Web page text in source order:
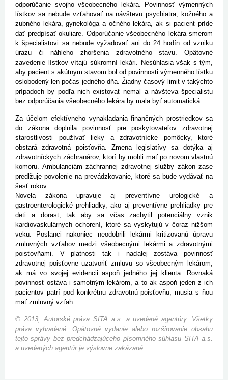
odporúčanie svojho všeobecného lekára. Povinnosť výmenných
lístkov sa nebude vzťahovať na návštevu psychiatra, kožného a
zubného lekára, gynekológa a očného lekára, ak si pacient príde
dať predpísať okuliare. Odporúčanie všeobecného lekára smerom
k špecialistovi sa nebude vyžadovať ani do 24 hodín od vzniku
úrazu či náhleho zhoršenia zdravotného stavu. Opätovné
zavedenie lístkov vítajú súkromní lekári. Nesúhlasia však s tým,
aby pacient s akútnym stavom bol od povinnosti výmenného lístku
oslobodený len počas jedného dňa. Žiadny časový limit v takýchto
prípadoch by podľa nich existovať nemal a návšteva špecialistu
bez odporúčania všeobecného lekára by mala byť automatická.
Za účelom efektívneho vynakladania finančných prostriedkov sa
do zákona doplnila povinnosť pre poskytovateľov zdravotnej
starostlivosti používať lieky a zdravotnícke pomôcky, ktoré
obstará zdravotná poisťovňa. Zmena legislatívy sa dotýka aj
zdravotníckych záchranárov, ktorí by mohli mať po novom vlastnú
komoru. Ambulanciám záchrannej zdravotnej služby zákon zase
predlžuje povolenie na prevádzkovanie, ktoré sa bude vydávať na
šesť rokov.
Novela zákona upravuje aj preventívne urologické a
gastroenterologické prehliadky, ako aj preventívne prehliadky pre
deti a dorast, tak aby sa včas zachytil potenciálny vznik
kardiovaskulárnych ochorení, ktoré sa vyskytujú v čoraz nižšom
veku. Poslanci nakoniec neodobrili lekármi kritizovanú úpravu
zmluvných vzťahov medzi všeobecnými lekármi a zdravotnými
poisťovňami. V platnosti tak i naďalej zostáva povinnosť
zdravotnej poisťovne uzatvoriť zmluvu so všeobecným lekárom,
ak má vo svojej evidencii aspoň jedného jej klienta. Rovnaká
povinnosť ostáva i samotným lekárom, a to ak aspoň jeden z ich
pacientov patrí pod konkrétnu zdravotnú poisťovňu, musia s ňou
mať zmluvný vzťah.
© 2013, Autorské práva SITA a.s. a uvedené agentúry. Všetky
práva vyhradené. Opätovné vydanie alebo rozširovanie obsahu
tejto správy bez predchádzajúceho písomného súhlasu SITA a.s.
a uvedených agentúr je výslovne zakázané.